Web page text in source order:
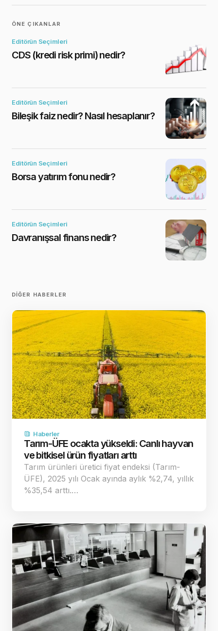
ÖNE ÇIKANLAR
Editörün Seçimleri
CDS (kredi risk primi) nedir?
Editörün Seçimleri
Bileşik faiz nedir? Nasıl hesaplanır?
Editörün Seçimleri
Borsa yatırım fonu nedir?
Editörün Seçimleri
Davranışsal finans nedir?
DIĞER HABERLER
Haberler
Tarım-ÜFE ocakta yükseldi: Canlı hayvan
ve bitkisel ürün fiyatları arttı
Tarım ürünleri üretici fiyat endeksi (Tarım-
ÜFE), 2025 yılı Ocak ayında aylık %2,74, yıllık
%35,54 arttı.…